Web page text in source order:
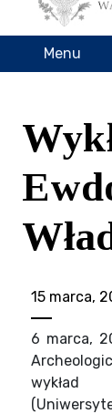
Menu
15 marca,
6 marca,
wykład